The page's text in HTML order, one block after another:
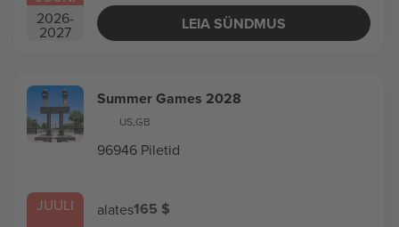
2026-
2027
LEIA SÜNDMUS
JUULI
Summer Games 2028
US,GB
96946 Piletid
alates165 $